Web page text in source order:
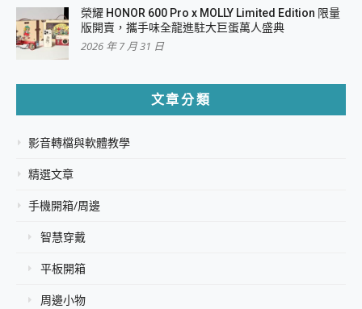
榮耀 HONOR 600 Pro x MOLLY Limited Edition 限量
版開賣，攜手味全龍進駐大巨蛋萬人盛典
2026 年 7 月 31 日
文章分類
影音轉檔與軟體教學
精選文章
手機開箱/周邊
智慧穿戴
平板開箱
周邊小物